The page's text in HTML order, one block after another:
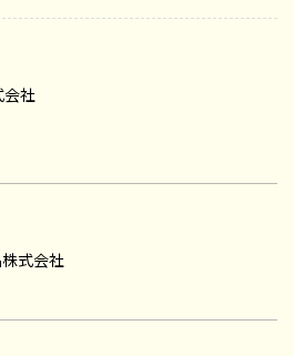
会社
式会社